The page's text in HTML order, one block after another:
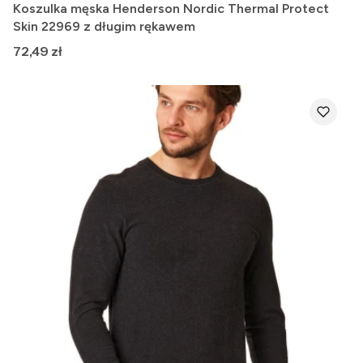
Koszulka męska Henderson Nordic Thermal Protect
Skin 22969 z długim rękawem
Cena
72,49 zł